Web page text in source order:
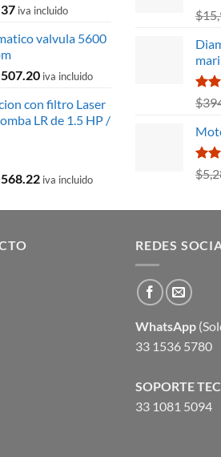
El
actual
$745.37.
iva incluido
valvula 5600
El
actual
es:
iva incluido
con filtro Laser
LR de 1.5 HP /
El
actual
iva incluido
con
de 5
$
con
de 5
$
con
$
REDES
WhatsApp
33 1536 5780
SOPORTE
33 1081 5094